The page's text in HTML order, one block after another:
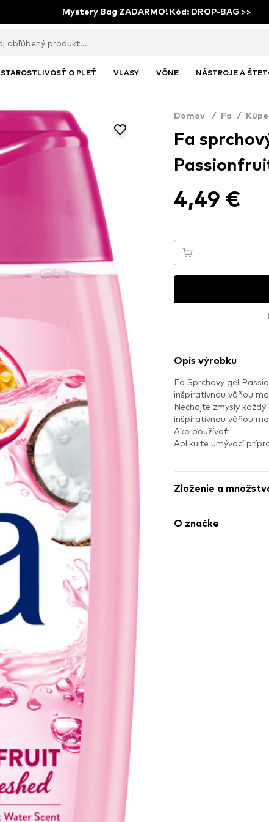
Mystery Bag ZADARMO! Kód: DROP-BAG >>
STAROSTLIVOSŤ O PLEŤ VLASY VÔNE NÁSTROJE A
Domov / Fa /
Fa
4,49 €
Opis výrobku
Fa Sprchový gél
inšpiratívnou vôňou
Nechajte zmysly
inšpiratívnou vôňou
Ako používať:
Aplikujte umývací
Zloženie a
O značke